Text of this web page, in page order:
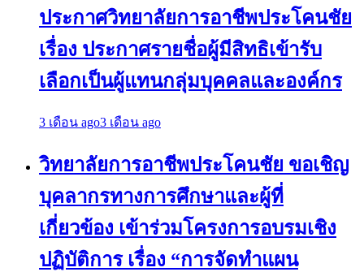
ประกาศวิทยาลัยการอาชีพประโคนชัย
เรื่อง ประกาศรายชื่อผู้มีสิทธิเข้ารับ
เลือกเป็นผู้แทนกลุ่มบุคคลและองค์กร
3 เดือน ago3 เดือน ago
วิทยาลัยการอาชีพประโคนชัย ขอเชิญ
บุคลากรทางการศึกษาและผู้ที่
เกี่ยวข้อง เข้าร่วมโครงการอบรมเชิง
ปฏิบัติการ เรื่อง “การจัดทำแผน